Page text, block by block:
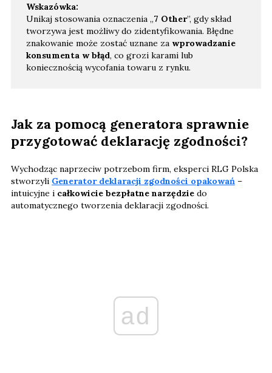
Wskazówka:
Unikaj stosowania oznaczenia „7 Other”, gdy skład
tworzywa jest możliwy do zidentyfikowania. Błędne
znakowanie może zostać uznane za wprowadzanie
konsumenta w błąd, co grozi karami lub
koniecznością wycofania towaru z rynku.
Jak za pomocą generatora sprawnie
przygotować deklarację zgodności?
Wychodząc naprzeciw potrzebom firm, eksperci RLG Polska
stworzyli Generator deklaracji zgodności opakowań –
intuicyjne i całkowicie bezpłatne narzędzie do
automatycznego tworzenia deklaracji zgodności.
ad